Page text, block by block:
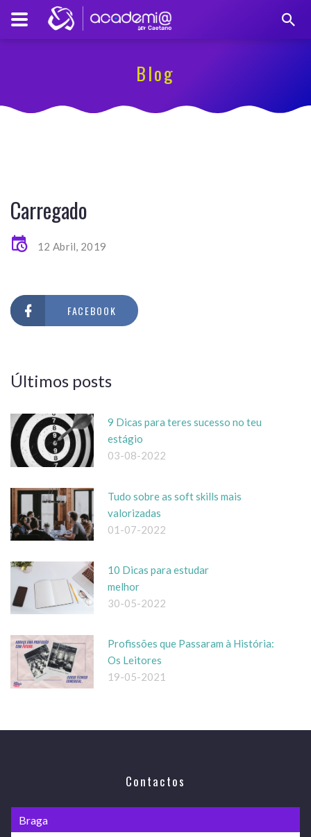
Blog
Carregado
12 Abril, 2019
FACEBOOK
Últimos posts
9 Dicas para teres sucesso no teu
estágio
03-08-2022
Tudo sobre as soft skills mais
valorizadas
01-07-2022
10 Dicas para estudar
melhor
30-05-2022
Profissões que Passaram à História:
Os Leitores
19-05-2021
Contactos
Braga